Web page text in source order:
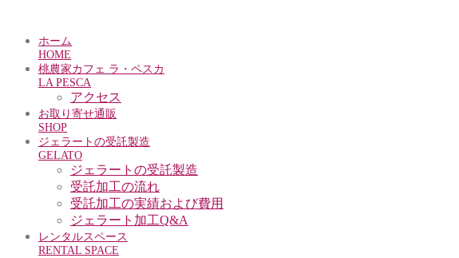
ホーム
HOME
桃農家カフェ ラ・ペスカ
LA PESCA
アクセス
お取り寄せ通販
SHOP
ジェラートの受託製造
GELATO
ジェラートの受託製造
受託加工の流れ
受託加工の実績および費用
ジェラート加工Q&A
レンタルスペース
RENTAL SPACE